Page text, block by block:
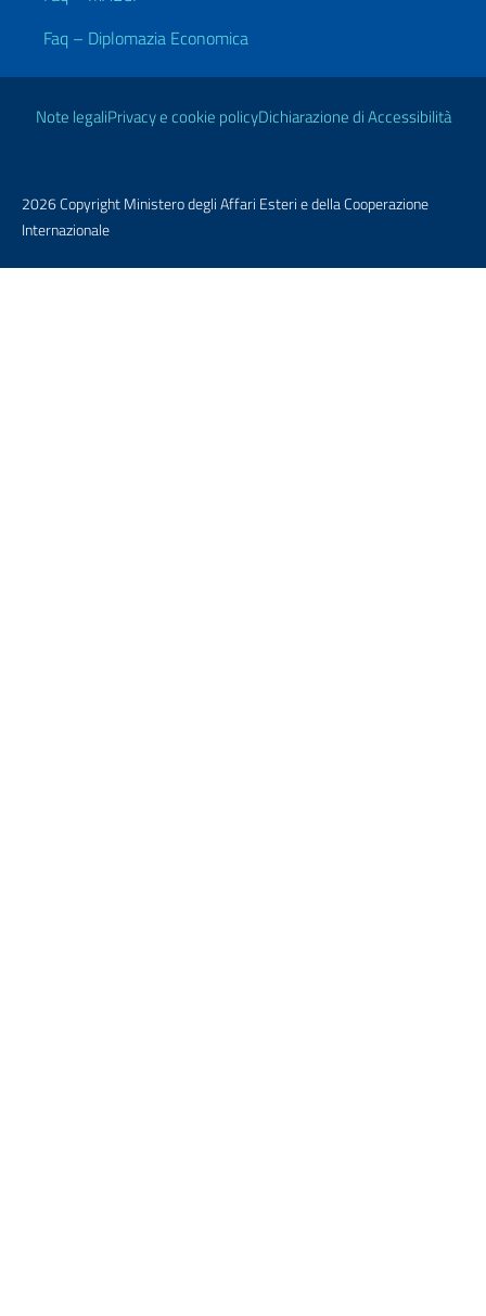
Faq – Diplomazia Economica
Link Utili
Note legaliPrivacy e cookie policyDichiarazione di Accessibilità
2026 Copyright Ministero degli Affari Esteri e della Cooperazione
Internazionale